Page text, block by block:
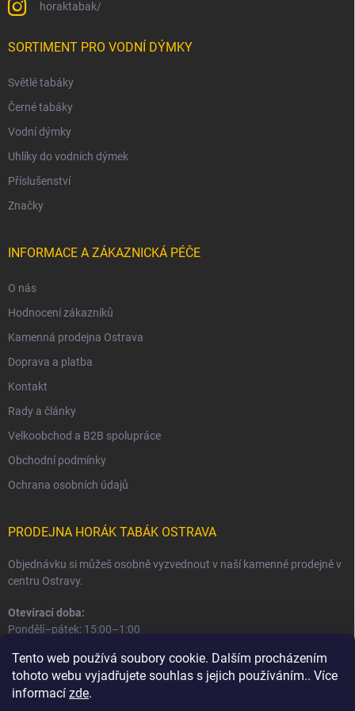
Tento web používá soubory cookie. Dalším procházením
tohoto webu vyjadřujete souhlas s jejich používáním.. Více
informací zde.
horaktabak/
SORTIMENT PRO VODNÍ DÝMKY
Světlé tabáky
Černé tabáky
Vodní dýmky
Uhlíky do vodních dýmek
Příslušenství
Značky
INFORMACE A ZÁKAZNICKÁ PÉČE
O nás
Hodnocení zákazníků
Kamenná prodejna Ostrava
Doprava a platba
Kontakt
Rady a články
Velkoobchod a B2B spolupráce
Obchodní podmínky
Ochrana osobních údajů
PRODEJNA HORÁK TABÁK OSTRAVA
Objednávku si můžeš osobně vyzvednout v naší kamenné prodejně v
centru Ostravy.
Otevírací doba:
Pondělí–pátek: 15:00–1:00
Informace o prodejně a osobním odběru